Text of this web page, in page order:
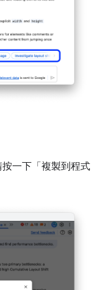
一下「複製到程式